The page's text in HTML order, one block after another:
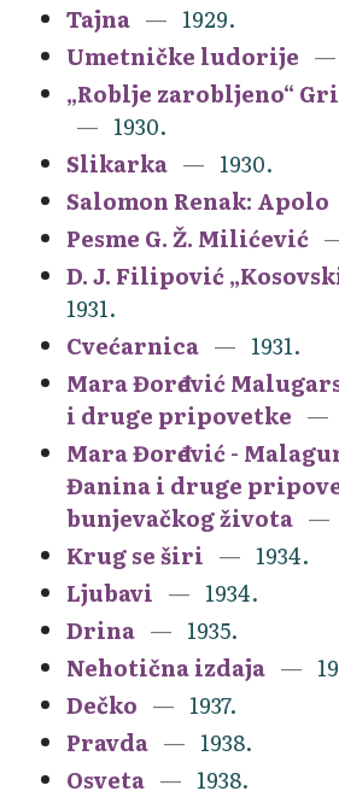
Tajna
1929.
Umetničke ludorije
„Roblje zarobljeno“
1930.
Slikarka
1930.
Salomon Renak: Apolo
Pesme G. Ž. Milićević
D. J. Filipović
1931.
Cvećarnica
1931.
Mara Đorđević
i druge pripovetke
Mara Đorđević -
Đanina i druge
bunjevačkog života
Krug se širi
1934.
Ljubavi
1934.
Drina
1935.
Nehotična izdaja
Dečko
1937.
Pravda
1938.
Osveta
1938.